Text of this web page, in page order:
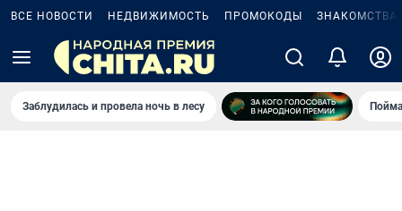
ВСЕ НОВОСТИ НЕДВИЖИМОСТЬ ПРОМОКОДЫ ЗНАКОМСТВА
Заблудилась и провела ночь в лесу